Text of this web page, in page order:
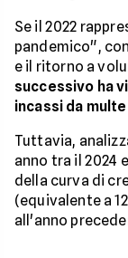
Se il 2022
pandemico",
e il ritorno a
successivo ha
incassi da
Tuttavia,
anno tra il 2024
della curva di
(equivalente a
all'anno